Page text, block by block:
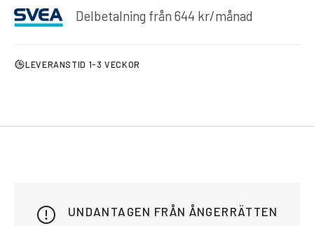
Delbetalning från 644 kr/månad
LEVERANSTID 1-3 VECKOR
UNDANTAGEN FRÅN ÅNGERRÄTTEN